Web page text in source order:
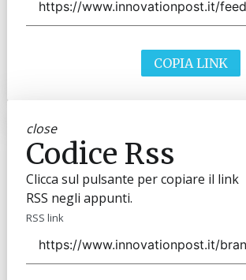
COPIA LINK
close
Codice Rss
Clicca sul pulsante per copiare il link
RSS negli appunti.
RSS link